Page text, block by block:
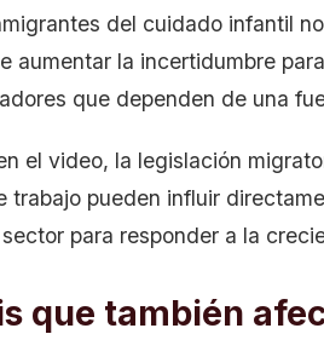
del cuidado infantil
aumentar la incertidumbre
que dependen de una
el video, la legislación
trabajo pueden influir
para responder a la
que también